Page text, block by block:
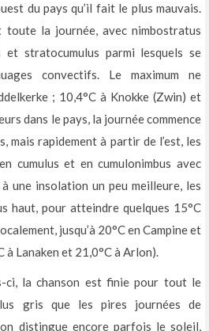
du pays qu’il fait le plus mauvais.
la journée, avec nimbostratus
stratocumulus parmi lesquels se
convectifs. Le maximum ne
; 10,4°C à Knokke (Zwin) et
dans le pays, la journée commence
mais rapidement à partir de l’est, les
cumulus et en cumulonimbus avec
une insolation un peu meilleure, les
haut, pour atteindre quelques 15°C
jusqu’à 20°C en Campine et
à Lanaken et 21,0°C à Arlon).
ci, la chanson est finie pour tout le
gris que les pires journées de
distingue encore parfois le soleil,